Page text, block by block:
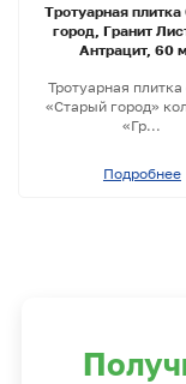
Тротуарная
город, Гранит
Антрацит, 60
Тротуарная
«Старый город»
«Гр...
Подробнее